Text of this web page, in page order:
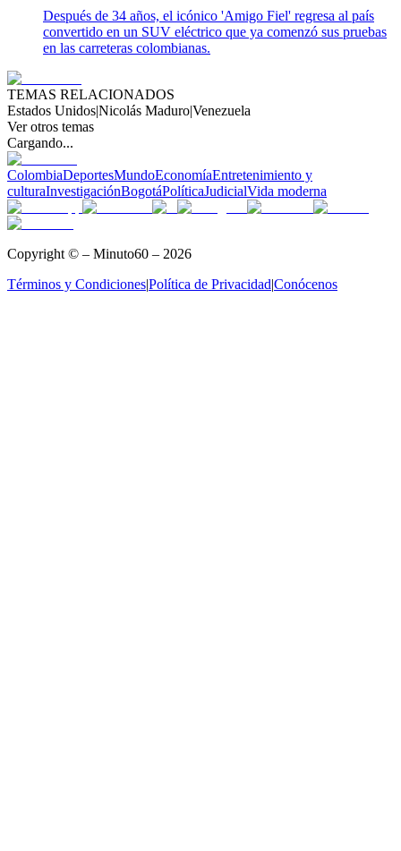
Después de 34 años, el icónico 'Amigo Fiel' regresa al país
convertido en un SUV eléctrico que ya comenzó sus pruebas
en las carreteras colombianas.
TEMAS RELACIONADOS
Estados Unidos|Nicolás Maduro|Venezuela
Ver otros temas
Cargando...
ColombiaDeportesMundoEconomíaEntretenimiento y
culturaInvestigaciónBogotáPolíticaJudicialVida moderna
Copyright © – Minuto60 – 2026
Términos y Condiciones|Política de Privacidad|Conócenos